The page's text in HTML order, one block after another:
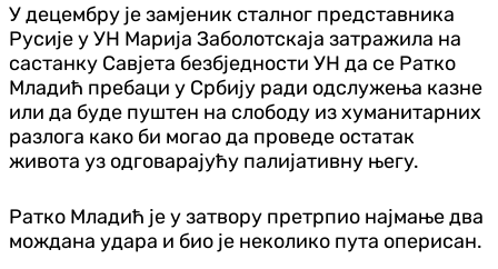
У децембру је замјеник сталног представника
Русије у УН Марија Заболотскаја затражила на
састанку Савјета безбједности УН да се Ратко
Младић пребаци у Србију ради одслужења казне
или да буде пуштен на слободу из хуманитарних
разлога како би могао да проведе остатак
живота уз одговарајућу палијативну његу.
Ратко Младић је у затвору претрпио најмање два
мождана удара и био је неколико пута оперисан.